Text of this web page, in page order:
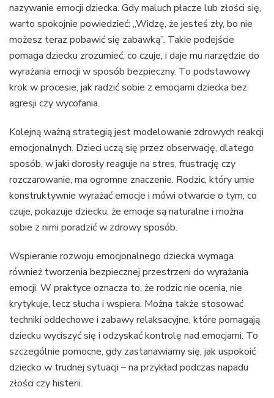
nazywanie emocji dziecka. Gdy maluch płacze lub złości się,
warto spokojnie powiedzieć: „Widzę, że jesteś zły, bo nie
możesz teraz pobawić się zabawką”. Takie podejście
pomaga dziecku zrozumieć, co czuje, i daje mu narzędzie do
wyrażania emocji w sposób bezpieczny. To podstawowy
krok w procesie, jak radzić sobie z emocjami dziecka bez
agresji czy wycofania.
Kolejną ważną strategią jest modelowanie zdrowych reakcji
emocjonalnych. Dzieci uczą się przez obserwację, dlatego
sposób, w jaki dorosły reaguje na stres, frustrację czy
rozczarowanie, ma ogromne znaczenie. Rodzic, który umie
konstruktywnie wyrażać emocje i mówi otwarcie o tym, co
czuje, pokazuje dziecku, że emocje są naturalne i można
sobie z nimi poradzić w zdrowy sposób.
Wspieranie rozwoju emocjonalnego dziecka wymaga
również tworzenia bezpiecznej przestrzeni do wyrażania
emocji. W praktyce oznacza to, że rodzic nie ocenia, nie
krytykuje, lecz słucha i wspiera. Można także stosować
techniki oddechowe i zabawy relaksacyjne, które pomagają
dziecku wyciszyć się i odzyskać kontrolę nad emocjami. To
szczególnie pomocne, gdy zastanawiamy się, jak uspokoić
dziecko w trudnej sytuacji – na przykład podczas napadu
złości czy histerii.